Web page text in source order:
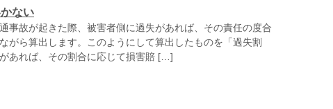
ない
事故が起きた際、被害者側に過失があれば、その責任の度合
がら算出します。このようにして算出したものを「過失割
あれば、その割合に応じて損害賠 […]